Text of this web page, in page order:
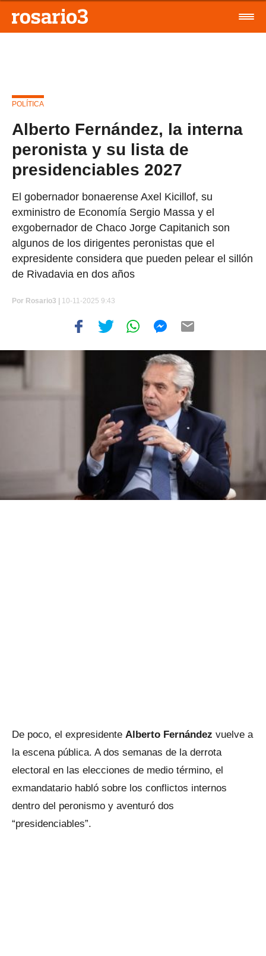
POLÍTICA
Alberto Fernández, la interna
peronista y su lista de
presidenciables 2027
El gobernador bonaerense Axel Kicillof, su
exministro de Economía Sergio Massa y el
exgobernador de Chaco Jorge Capitanich son
algunos de los dirigentes peronistas que el
expresidente considera que pueden pelear el sillón
de Rivadavia en dos años
Por Rosario3 | 10-11-2025 9:43
De poco, el expresidente Alberto Fernández vuelve a
la escena pública. A dos semanas de la derrota
electoral en las elecciones de medio término, el
exmandatario habló sobre los conflictos internos
dentro del peronismo y aventuró dos
“presidenciables”.